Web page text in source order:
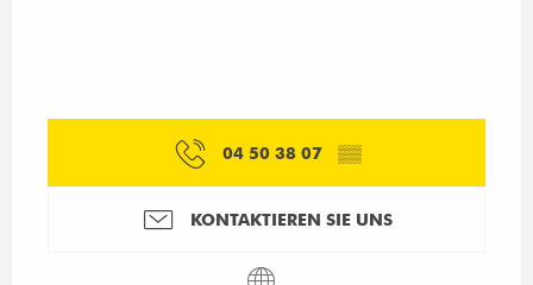
04 50 38 07 ▒▒
KONTAKTIEREN SIE UNS